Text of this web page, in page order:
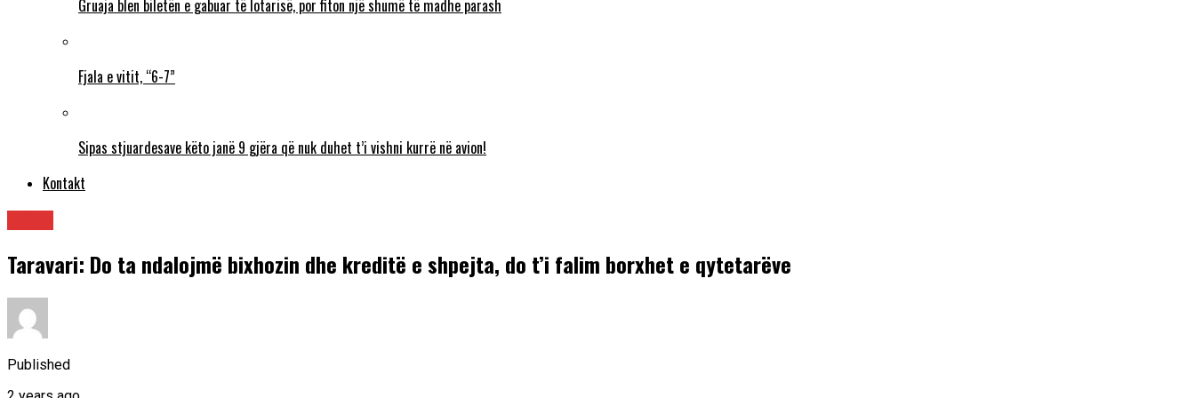
Gruaja blen biletën e gabuar të lotarisë, por fiton një shumë të madhe parash
Fjala e vitit, “6-7”
Sipas stjuardesave këto janë 9 gjëra që nuk duhet t’i vishni kurrë në avion!
Kontakt
Taravari: Do ta ndalojmë bixhozin dhe kreditë e shpejta, do t’i falim borxhet e qytetarëve
Published